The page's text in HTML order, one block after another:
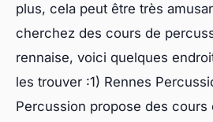
plus, cela peut être très
cherchez des cours de
rennaise, voici quelques
les trouver :1) Rennes
Percussion propose des cours